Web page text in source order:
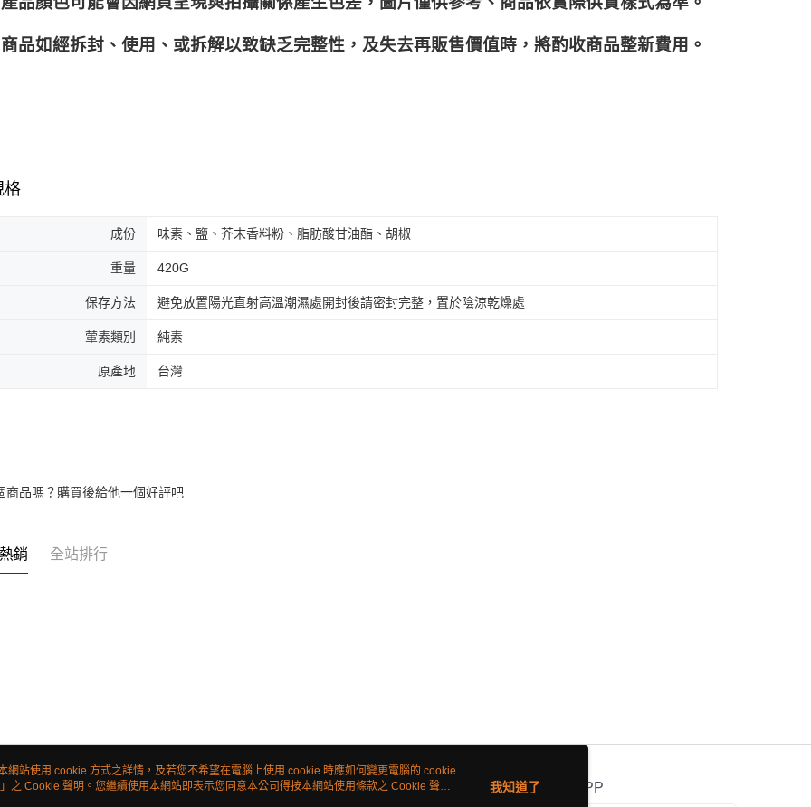
商品如經拆封、使用、或拆解以致缺乏完整性，及失去再販售價值時，將酌收商品整﻿新費用。
格
成份 味素、鹽、芥末香料粉、脂肪酸甘油酯、胡椒
重量 420G
保存方法 避免放置陽光直射高溫潮濕處開封後請密封完整，置於陰涼乾燥處
葷素類別 純素
原產地 台灣
商品嗎？購買後給他一個好評吧
銷 全站排行
關於我們 客服資訊 官方APP
網站使用 cookie 方式之詳情，及若您不希望在電腦上使用 cookie 時應如何變更電腦的 cookie
」之 Cookie 聲明。您繼續使用本網站即表示您同意本公司得按本網站使用條款之 Cookie 聲明
我知道了